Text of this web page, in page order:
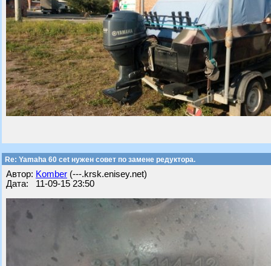
Re: Yamaha 60 cet нужен совет по замене редуктора.
Автор: Komber (---.krsk.enisey.net)
Дата: 11-09-15 23:50